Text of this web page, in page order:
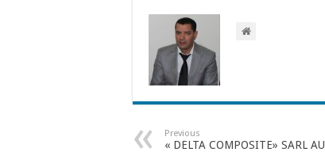
Previous
« DELTA COMPOSITE» SARL AU